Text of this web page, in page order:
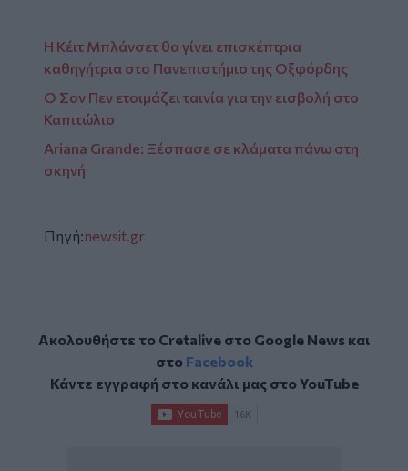
Η Κέιτ Μπλάνσετ θα γίνει επισκέπτρια
καθηγήτρια στο Πανεπιστήμιο της Οξφόρδης
Ο Σον Πεν ετοιμάζει ταινία για την εισβολή στο
Καπιτώλιο
Ariana Grande: Ξέσπασε σε κλάματα πάνω στη
σκηνή
Πηγή:newsit.gr
Ακολουθήστε το Cretalive στο Google Newsκαι
στο Facebook
Κάντε εγγραφή στο κανάλι μας στοYouTube